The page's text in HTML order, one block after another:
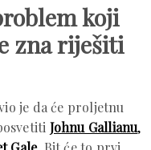
koji
zna riješiti
je da će proljetnu
Johnu Gallianu,